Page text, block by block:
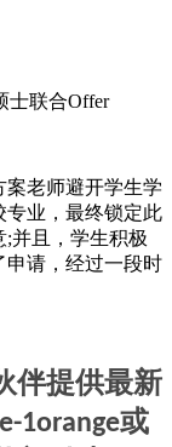
士联合Offer
案老师避开学生学
专业，最终锁定此
并且，学生积极
申请，经过一段时
伴提供最新
1orange或